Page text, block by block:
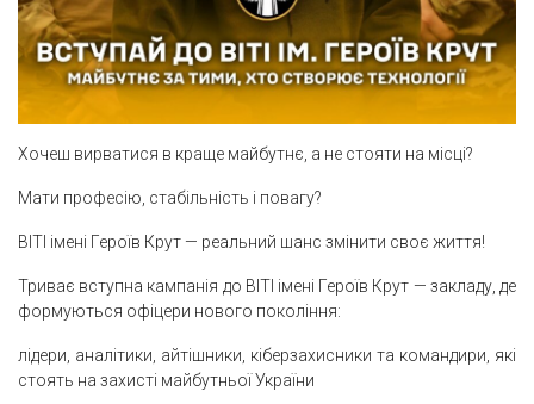
Хочеш вирватися в краще майбутнє, а не стояти на місці?
Мати професію, стабільність і повагу?
ВІТІ імені Героїв Крут — реальний шанс змінити своє життя!
Триває вступна кампанія до ВІТІ імені Героїв Крут — закладу, де
формуються офіцери нового покоління:
лідери, аналітики, айтішники, кіберзахисники та командири, які
стоять на захисті майбутньої України